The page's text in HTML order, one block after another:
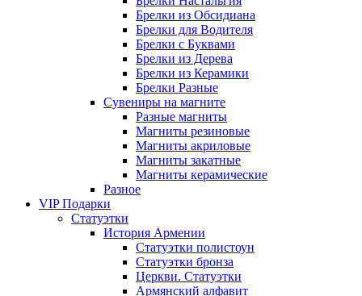
Брелки из Обсидиана
Брелки для Водителя
Брелки с Буквами
Брелки из Дерева
Брелки из Керамики
Брелки Разные
Сувениры на магните
Разные магниты
Магниты резиновые
Магниты акриловые
Магниты закатные
Магниты керамические
Разное
VIP Подарки
Статуэтки
История Армении
Статуэтки полистоун
Статуэтки бронза
Церкви. Статуэтки
Армянский алфавит